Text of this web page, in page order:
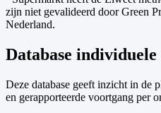
zijn niet gevalideerd door Green
Nederland.
Database
Deze database geeft inzicht in de
en gerapporteerde voortgang per